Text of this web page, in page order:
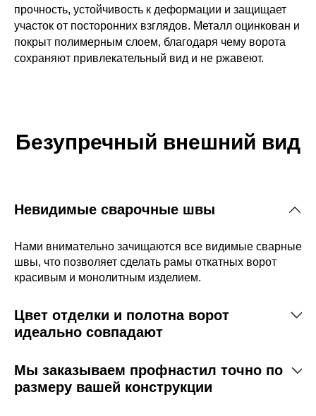
прочность, устойчивость к деформации и защищает
участок от посторонних взглядов. Металл оцинкован и
покрыт полимерным слоем, благодаря чему ворота
сохраняют привлекательный вид и не ржавеют.
Безупречный внешний вид
Невидимые сварочные швы
Нами внимательно зачищаются все видимые сварные
швы, что позволяет сделать рамы откатных ворот
красивым и монолитным изделием.
Цвет отделки и полотна ворот
идеально совпадают
Мы заказываем профнастил точно по
размеру вашей конструкции
из
—
может быть
и
— в